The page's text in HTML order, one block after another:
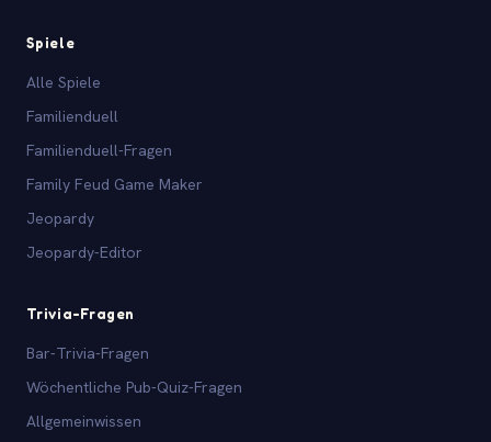
Spiele
Alle Spiele
Familienduell
Familienduell-Fragen
Family Feud Game Maker
Jeopardy
Jeopardy-Editor
Trivia-Fragen
Bar-Trivia-Fragen
Wöchentliche Pub-Quiz-Fragen
Allgemeinwissen